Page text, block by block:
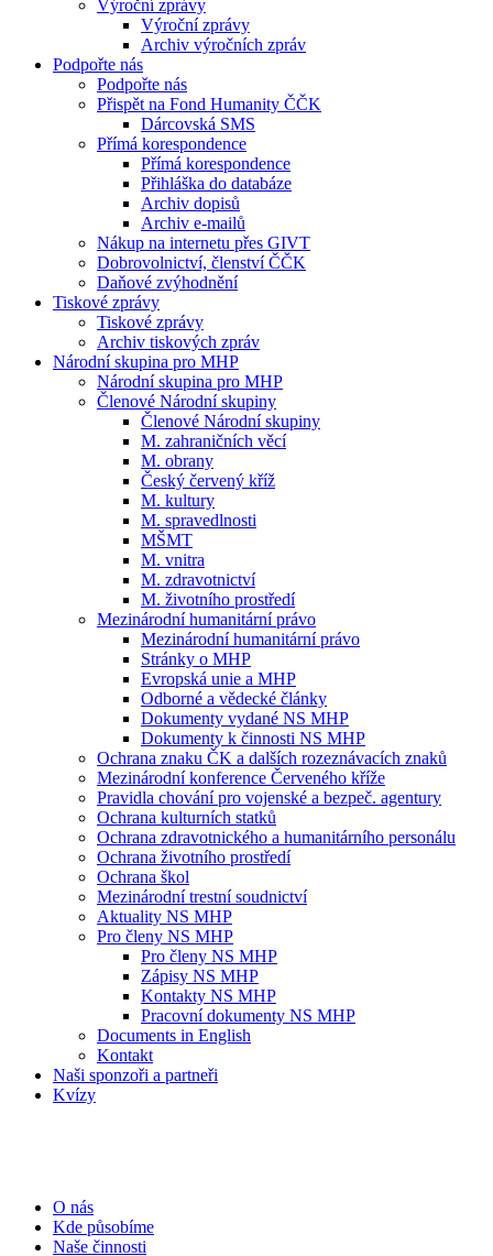
Výroční zprávy
Výroční zprávy
Archiv výročních zpráv
Podpořte nás
Podpořte nás
Přispět na Fond Humanity ČČK
Dárcovská SMS
Přímá korespondence
Přímá korespondence
Přihláška do databáze
Archiv dopisů
Archiv e-mailů
Nákup na internetu přes GIVT
Dobrovolnictví, členství ČČK
Daňové zvýhodnění
Tiskové zprávy
Tiskové zprávy
Archiv tiskových zpráv
Národní skupina pro MHP
Národní skupina pro MHP
Členové Národní skupiny
Členové Národní skupiny
M. zahraničních věcí
M. obrany
Český červený kříž
M. kultury
M. spravedlnosti
MŠMT
M. vnitra
M. zdravotnictví
M. životního prostředí
Mezinárodní humanitární právo
Mezinárodní humanitární právo
Stránky o MHP
Evropská unie a MHP
Odborné a vědecké články
Dokumenty vydané NS MHP
Dokumenty k činnosti NS MHP
Ochrana znaku ČK a dalších rozeznávacích znaků
Mezinárodní konference Červeného kříže
Pravidla chování pro vojenské a bezpeč. agentury
Ochrana kulturních statků
Ochrana zdravotnického a humanitárního personálu
Ochrana životního prostředí
Ochrana škol
Mezinárodní trestní soudnictví
Aktuality NS MHP
Pro členy NS MHP
Pro členy NS MHP
Zápisy NS MHP
Kontakty NS MHP
Pracovní dokumenty NS MHP
Documents in English
Kontakt
Naši sponzoři a partneři
Kvízy
O nás
Kde působíme
Naše činnosti